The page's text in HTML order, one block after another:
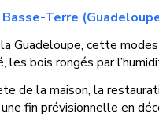
Terre
Guadeloupe, cette
bois rongés par
de la maison, la
fin prévisionnelle en